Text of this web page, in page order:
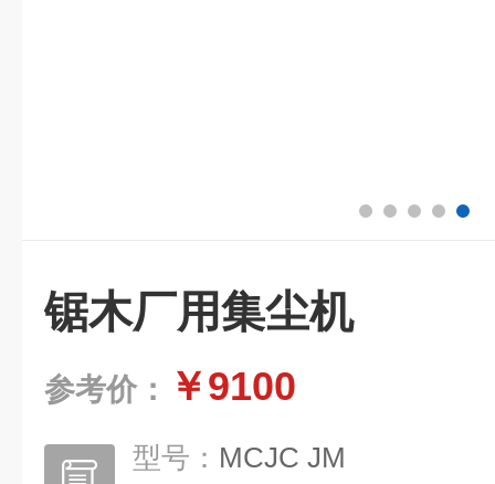
锯木厂用集尘机
参考价： ￥9100
型号： MCJC JM